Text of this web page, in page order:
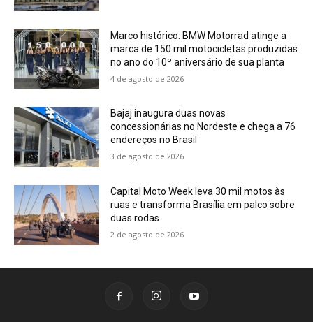
Marco histórico: BMW Motorrad atinge a
marca de 150 mil motocicletas produzidas
no ano do 10º aniversário de sua planta
4 de agosto de 2026
Bajaj inaugura duas novas
concessionárias no Nordeste e chega a 76
endereços no Brasil
3 de agosto de 2026
Capital Moto Week leva 30 mil motos às
ruas e transforma Brasília em palco sobre
duas rodas
2 de agosto de 2026